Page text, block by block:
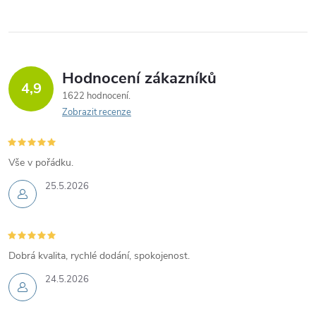
4,9 Hodnocení zákazníků
1622 hodnocení
Zobrazit recenze
25.5.2026
Vše v pořádku.
24.5.2026
Dobrá kvalita, rychlé dodání, spokojenost.